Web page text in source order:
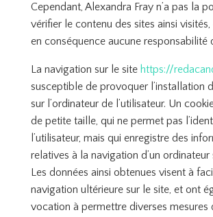
Cependant, Alexandra Fray n’a pas la
vérifier le contenu des sites ainsi visités,
en conséquence aucune responsabilité
La navigation sur le site https://
susceptible de provoquer l’installation
sur l’ordinateur de l’utilisateur. Un
de petite taille, qui ne permet pas
l’utilisateur, mais qui enregistre des
relatives à la navigation d’un ordinateur
Les données ainsi obtenues visent à
navigation ultérieure sur le site, et ont
vocation à permettre diverses mesures